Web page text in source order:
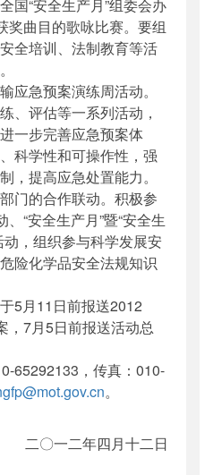
国“安全生产月”组委会办
奖曲目的歌咏比赛。要组
全培训、法制教育等活
急预案演练周活动。
、评估等一系列活动，
一步完善应急预案体
科学性和可操作性，强
，提高应急处置能力。
的合作联动。积极参
、“安全生产月”暨“安全生
，组织参与科学发展安
险化学品安全法规知识
月11日前报送2012
，7月5日前报送活动总
，传真：010-
。
二〇一二年四月十二日